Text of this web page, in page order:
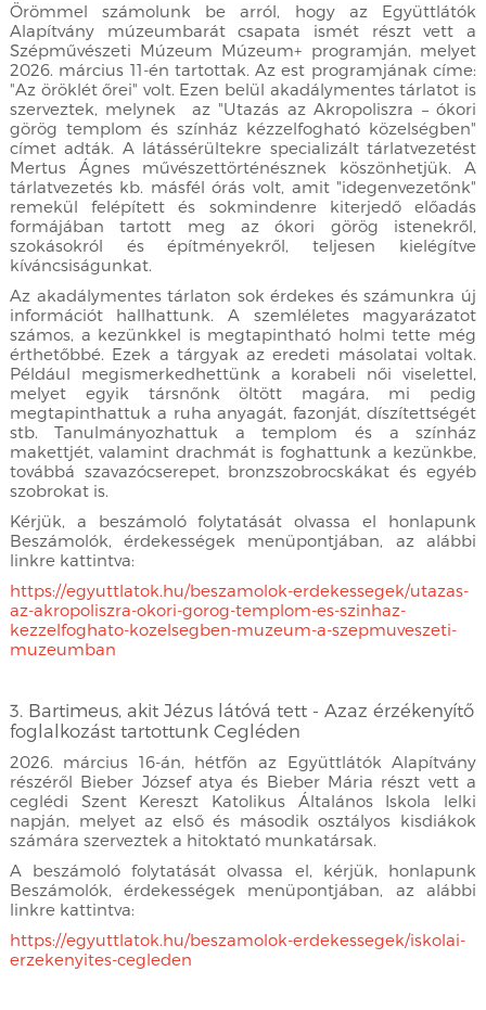
Örömmel számolunk be arról, hogy az Együttlátók
Alapítvány múzeumbarát csapata ismét részt vett a
Szépművészeti Múzeum Múzeum+ programján, melyet
2026. március 11-én tartottak. Az est programjának címe:
"Az öröklét őrei" volt. Ezen belül akadálymentes tárlatot is
szerveztek, melynek az "Utazás az Akropoliszra – ókori
görög templom és színház kézzelfogható közelségben"
címet adták. A látássérültekre specializált tárlatvezetést
Mertus Ágnes művészettörténésznek köszönhetjük. A
tárlatvezetés kb. másfél órás volt, amit "idegenvezetőnk"
remekül felépített és sokmindenre kiterjedő előadás
formájában tartott meg az ókori görög istenekről,
szokásokról és építményekről, teljesen kielégítve
kíváncsiságunkat.
Az akadálymentes tárlaton sok érdekes és számunkra új
információt hallhattunk. A szemléletes magyarázatot
számos, a kezünkkel is megtapintható holmi tette még
érthetőbbé. Ezek a tárgyak az eredeti másolatai voltak.
Például megismerkedhettünk a korabeli női viselettel,
melyet egyik társnőnk öltött magára, mi pedig
megtapinthattuk a ruha anyagát, fazonját, díszítettségét
stb. Tanulmányozhattuk a templom és a színház
makettjét, valamint drachmát is foghattunk a kezünkbe,
továbbá szavazócserepet, bronzszobrocskákat és egyéb
szobrokat is.
Kérjük, a beszámoló folytatását olvassa el honlapunk
Beszámolók, érdekességek menüpontjában, az alábbi
linkre kattintva:
https://egyuttlatok.hu/beszamolok-erdekessegek/utazas-
az-akropoliszra-okori-gorog-templom-es-szinhaz-
kezzelfoghato-kozelsegben-muzeum-a-szepmuveszeti-
muzeumban
3. Bartimeus, akit Jézus látóvá tett - Azaz érzékenyítő
foglalkozást tartottunk Cegléden
2026. március 16-án, hétfőn az Együttlátók Alapítvány
részéről Bieber József atya és Bieber Mária részt vett a
ceglédi Szent Kereszt Katolikus Általános Iskola lelki
napján, melyet az első és második osztályos kisdiákok
számára szerveztek a hitoktató munkatársak.
A beszámoló folytatását olvassa el, kérjük, honlapunk
Beszámolók, érdekességek menüpontjában, az alábbi
linkre kattintva:
https://egyuttlatok.hu/beszamolok-erdekessegek/iskolai-
erzekenyites-cegleden